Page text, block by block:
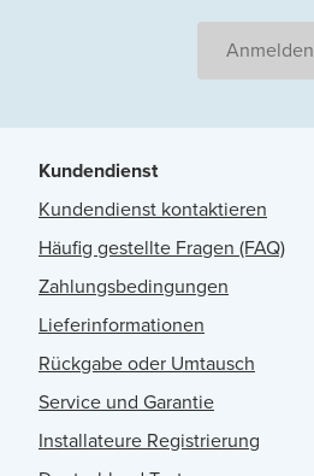
Anmelden
Kundendienst
Kundendienst kontaktieren
Häufig gestellte Fragen (FAQ)
Zahlungsbedingungen
Lieferinformationen
Rückgabe oder Umtausch
Service und Garantie
Installateure Registrierung